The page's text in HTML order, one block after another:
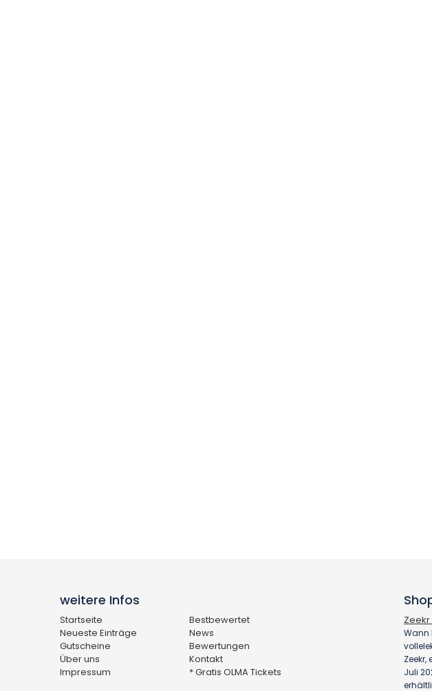
weitere Infos
Startseite
Bestbewertet
Neueste Einträge
News
Gutscheine
Bewertungen
Über uns
Kontakt
Impressum
* Gratis OLMA Tickets
Zeekr
Wann
Juli